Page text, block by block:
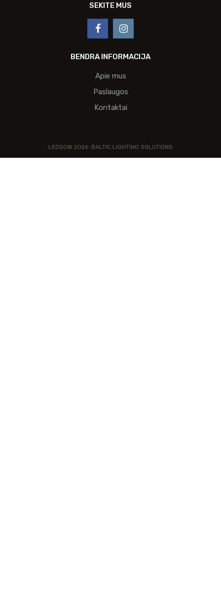
SEKITE MUS
BENDRA INFORMACIJA
Apie mus
Paslaugos
Kontaktai
LEDSO© 2026 BALTIC LIGHTING SOLUTIONS